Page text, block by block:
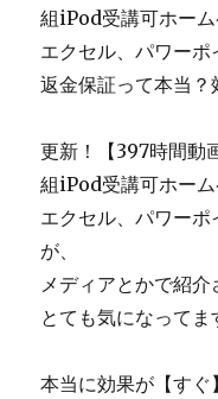
の
タ
バ
実
態
が
２
に
流
ブ
ス
ー
ー
カ
ス
タ
ズ
で
の
組iPod受講可ホーム
エクセル、パワー
返金保証って本当？
更新！【397時間動
組iPod受講可ホーム
エクセル、パワー
が、
メディアとかで紹介
とても気になってま
本当に効果が【すぐ